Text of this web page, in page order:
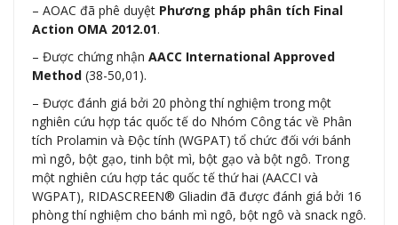
– AOAC đã phê duyệt Phương pháp phân tích Final
Action OMA 2012.01.
– Được chứng nhận AACC International Approved
Method (38-50,01).
– Được đánh giá bởi 20 phòng thí nghiệm trong một
nghiên cứu hợp tác quốc tế do Nhóm Công tác về Phân
tích Prolamin và Độc tính (WGPAT) tổ chức đối với bánh
mì ngô, bột gạo, tinh bột mì, bột gạo và bột ngô. Trong
một nghiên cứu hợp tác quốc tế thứ hai (AACCI và
WGPAT), RIDASCREEN® Gliadin đã được đánh giá bởi 16
phòng thí nghiệm cho bánh mì ngô, bột ngô và snack ngô.